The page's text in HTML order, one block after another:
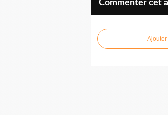
Commenter cet
Ajouter